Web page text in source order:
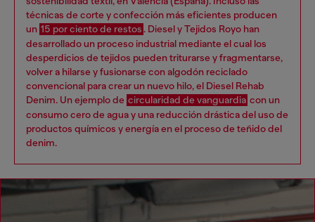
técnicas de corte y confección más eficientes producen
un 15 por ciento de restos . Diesel y Tejidos Royo han
desarrollado un proceso industrial mediante el cual los
desperdicios de tejidos pueden triturarse y fragmentarse,
volver a hilarse y fusionarse con algodón reciclado
convencional para crear un nuevo hilo, el Diesel Rehab
Denim. Un ejemplo de circularidad de vanguardia con un
consumo cero de agua y una reducción drástica del uso de
productos químicos y energía en el proceso de teñido del
denim.